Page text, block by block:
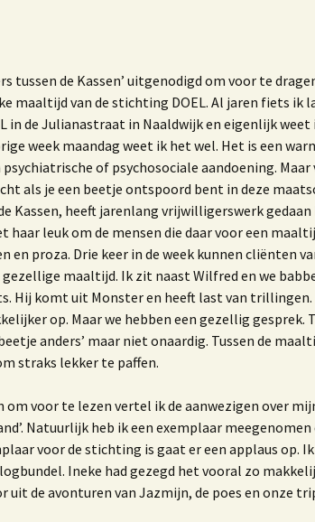
Het leven en werken van
Reinier de Graaf
Het jaar van de Krab 3.0 Het jaar
Het leven en werken van
Antoni van Leeuwenhoek
boek ‘De dag dat mijn
moeder zwaaide naar
vliegtuigen’
Vormgeving
Boerenhofstede
Wateringen
Vrijland
Waar ik woon en wie ik
ben uitgave 2020
Waar ik
ben
Enters
tussen de Kassen’ uitgenodigd om voor te
maaltijd van de stichting DOEL. Al jaren fiets ik
in de Julianastraat in Naaldwijk en eigenlijk
week maandag weet ik het wel. Het is een
of psychosociale aandoening.
als je een beetje ontspoord bent in deze
Kassen, heeft jarenlang vrijwilligerswerk
haar leuk om de mensen die daar voor een
en proza. Drie keer in de week kunnen cliënten
maaltijd. Ik zit naast Wilfred en we
Hij komt uit Monster en heeft last van
op. Maar we hebben een gezellig gesprek.
anders’ maar niet onaardig. Tussen de
straks lekker te paffen.
om voor te lezen vertel ik de aanwezigen over
Natuurlijk heb ik een exemplaar meegenomen
voor de stichting is gaat er een applaus op.
Ineke had gezegd het vooral zo
uit de avonturen van Jazmijn, de poes en onze